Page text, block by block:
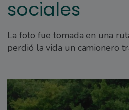
sociales
La foto fue tomada en una
perdió la vida un camionero